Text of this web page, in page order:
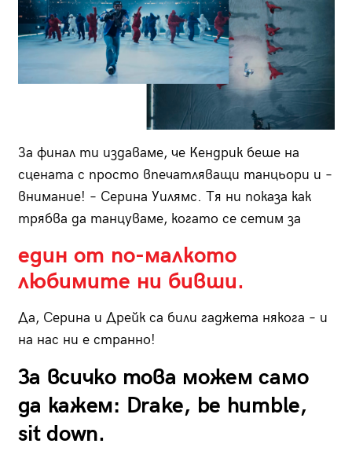
За финал ти издаваме, че Кендрик беше на
сцената с просто впечатляващи танцьори и –
внимание! – Серина Уилямс. Тя ни показа как
трябва да танцуваме, когато се сетим за
един от по-малкото
любимите ни бивши.
Да, Серина и Дрейк са били гаджета някога – и
на нас ни е странно!
За всичко това можем само
да кажем: Drake, be humble,
sit down.